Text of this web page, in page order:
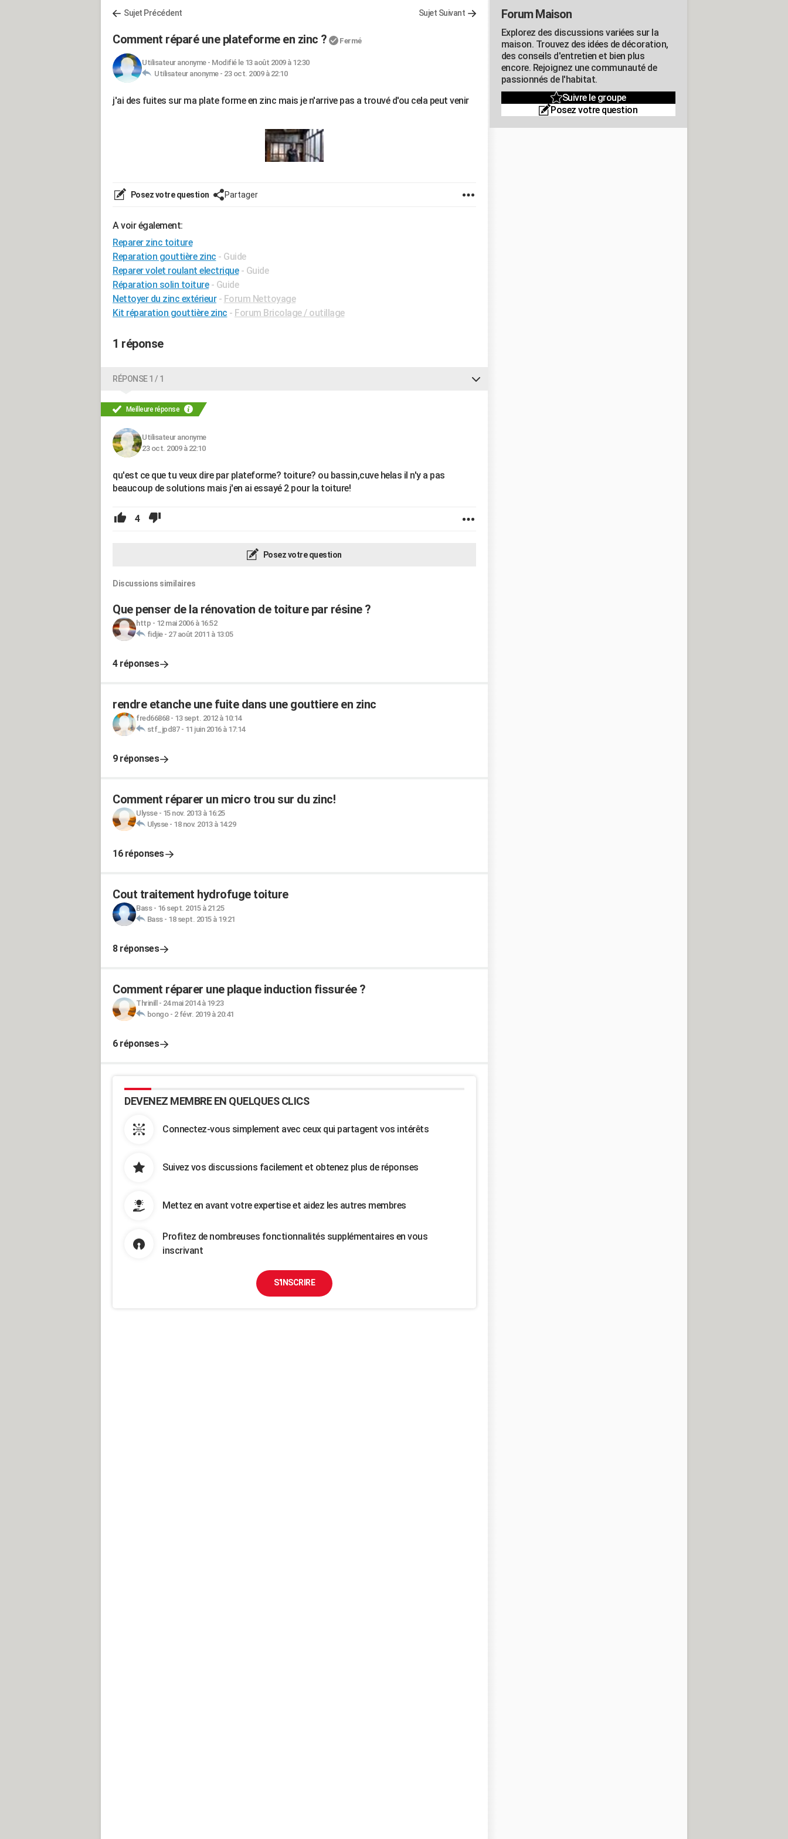
Sujet Précédent Sujet Suivant
Comment réparé une plateforme en zinc ? Fermé
Utilisateur anonyme- Modifié le 13 août 2009 à 12:30
Utilisateur anonyme - 23 oct. 2009 à 22:10
j'ai des fuites sur ma plate forme en zinc mais je n'arrive pas a trouvé d'ou cela peut venir
Posez votre question Partager
A voir également:
Reparer zinc toiture
Reparation gouttière zinc - Guide
Reparer volet roulant electrique - Guide
Réparation solin toiture - Guide
Nettoyer du zinc extérieur - Forum Nettoyage
Kit réparation gouttière zinc - Forum Bricolage / outillage
1 réponse
RÉPONSE 1 / 1
Meilleure réponse
Utilisateur anonyme
23 oct. 2009 à 22:10
qu'est ce que tu veux dire par plateforme? toiture? ou bassin,cuve helas il n'y a pas
beaucoup de solutions mais j'en ai essayé 2 pour la toiture!
4
Posez votre question
Discussions similaires
Que penser de la rénovation de toiture par résine ?
http - 12 mai 2006 à 16:52
fidjie- 27 août 2011 à 13:05
4 réponses
rendre etanche une fuite dans une gouttiere en zinc
fred66868- 13 sept. 2012 à 10:14
stf_jpd87- 11 juin 2016 à 17:14
9 réponses
Comment réparer un micro trou sur du zinc!
Ulysse- 15 nov. 2013 à 16:25
Ulysse- 18 nov. 2013 à 14:29
16 réponses
Cout traitement hydrofuge toiture
Bass- 16 sept. 2015 à 21:25
Bass- 18 sept. 2015 à 19:21
8 réponses
Comment réparer une plaque induction fissurée ?
Thrinill - 24 mai 2014 à 19:23
bongo- 2 févr. 2019 à 20:41
6 réponses
DEVENEZ MEMBRE EN QUELQUES CLICS
Connectez-vous simplement avec ceux qui partagent vos intérêts
Suivez vos discussions facilement et obtenez plus de réponses
Mettez en avant votre expertise et aidez les autres membres
Profitez de nombreuses fonctionnalités supplémentaires en vous
inscrivant
S'INSCRIRE
Forum Maison
Explorez des discussions variées sur la
maison. Trouvez des idées de décoration,
des conseils d'entretien et bien plus
encore. Rejoignez une communauté de
passionnés de l'habitat.
Suivre le groupe
Posez votre question